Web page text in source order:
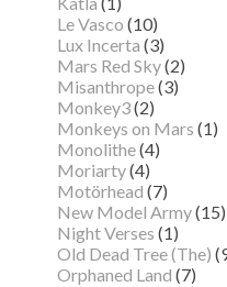
Le Vasco (10)
Lux Incerta (3)
Mars Red Sky(2)
Misanthrope(3)
Monkey3(2)
Monkeys on Mars (1)
Monolithe(4)
Moriarty(4)
Motörhead (7)
New Model Army(15)
Night Verses (1)
Old Dead Tree (The)
Orphaned Land (7)